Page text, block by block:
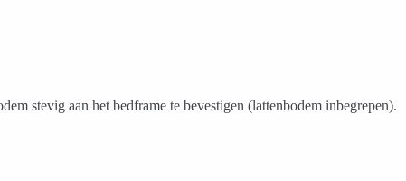
stevig aan het bedframe te bevestigen (lattenbodem inbegrepen).